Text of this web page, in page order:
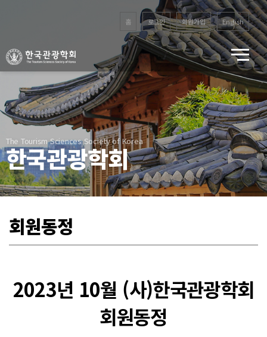
홈 로그인 회원가입 English
The Tourism Sciences Society of Korea
한국관광학회
회원동정
2023년 10월 (사)한국관광학회
회원동정